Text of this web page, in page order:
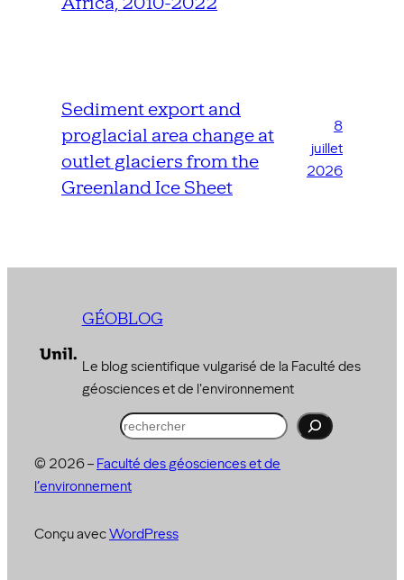
Sediment export and
proglacial area change at
outlet glaciers from the
Greenland Ice Sheet
8
juillet
2026
GÉOBLOG
Le blog scientifique vulgarisé de la Faculté des
géosciences et de l'environnement
R
c
h
r
© 2026 – Faculté des géosciences et de
l’environnement
Conçu avecWordPress